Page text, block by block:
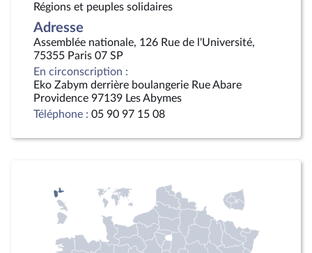
Régions et peuples solidaires
Adresse
Assemblée nationale, 126 Rue de l'Université,
75355 Paris 07 SP
En circonscription :
Eko Zabym derrière boulangerie Rue Abare
Providence 97139 Les Abymes
Téléphone : 05 90 97 15 08